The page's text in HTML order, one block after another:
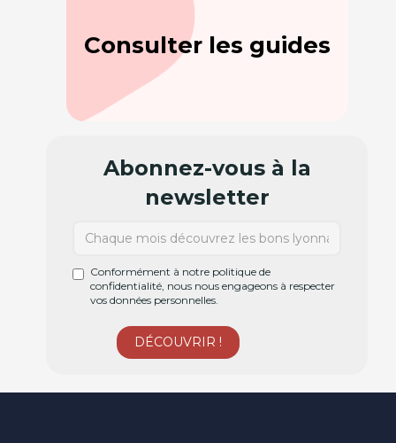
Consulter les guides
Abonnez-vous à la
newsletter
Conformément à notre politique de
confidentialité, nous nous engageons à respecter
vos données personnelles.